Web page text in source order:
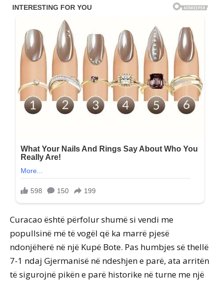
Curacao është përfolur shumë si vendi me
popullsinë më të vogël që ka marrë pjesë
ndonjëherë në një Kupë Bote. Pas humbjes së thellë
7-1 ndaj Gjermanisë në ndeshjen e parë, ata arritën
të sigurojnë pikën e parë historike në turne me një